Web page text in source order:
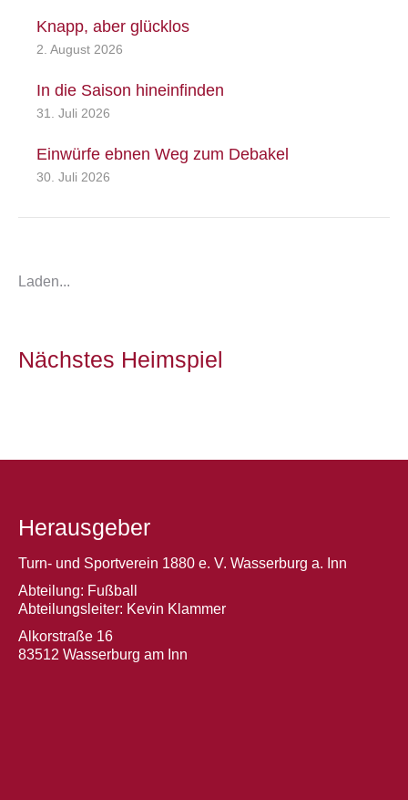
Knapp, aber glücklos
2. August 2026
In die Saison hineinfinden
31. Juli 2026
Einwürfe ebnen Weg zum Debakel
30. Juli 2026
Laden...
Nächstes Heimspiel
Herausgeber
Turn- und Sportverein 1880 e. V. Wasserburg a. Inn
Abteilung: Fußball
Abteilungsleiter: Kevin Klammer
Alkorstraße 16
83512 Wasserburg am Inn